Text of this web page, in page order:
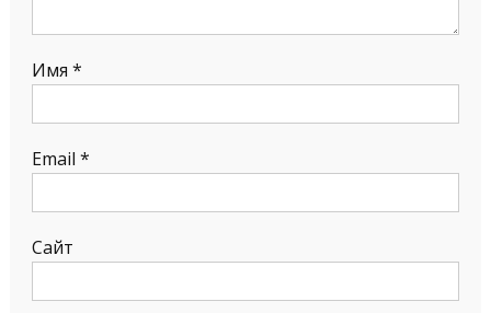
Имя *
Email *
Сайт